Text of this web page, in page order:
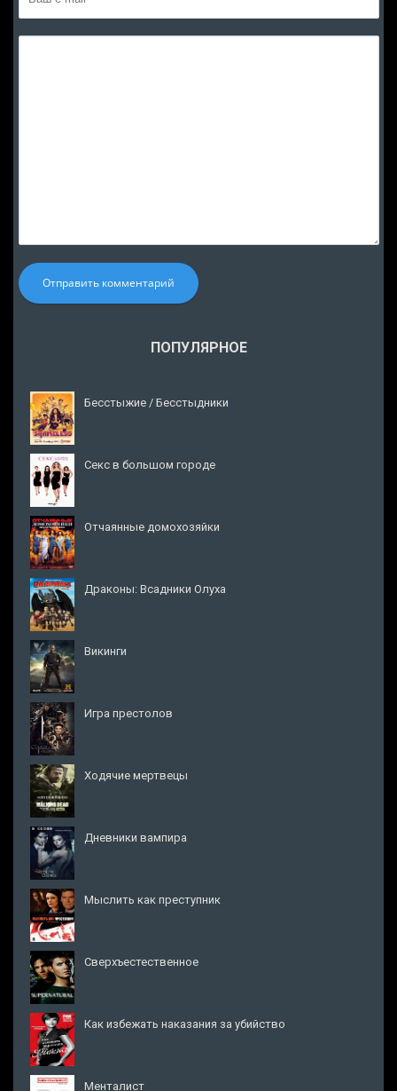
Отправить комментарий
ПОПУЛЯРНОЕ
Бесстыжие / Бесстыдники
Секс в большом городе
Отчаянные домохозяйки
Драконы: Всадники Олуха
Викинги
Игра престолов
Ходячие мертвецы
Дневники вампира
Мыслить как преступник
Сверхъестественное
Как избежать наказания за убийство
Менталист